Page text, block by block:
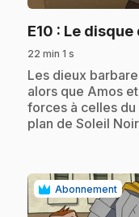
E10 : Le
22 min 1 s
.Les dieux
alors que Amos
forces à celles
plan de Soleil
Abonnement